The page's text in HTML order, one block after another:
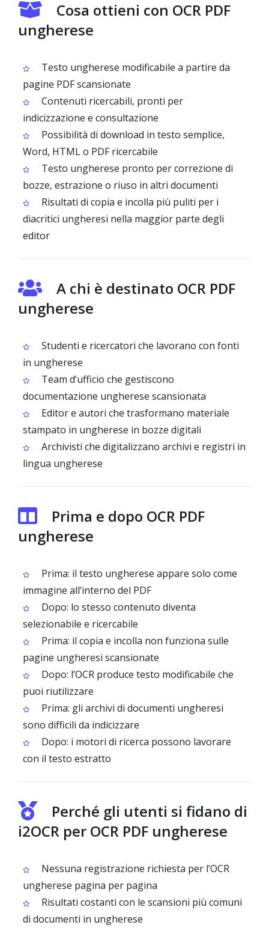
Cosa ottieni con OCR PDF
ungherese
Testo ungherese modificabile a partire da
pagine PDF scansionate
Contenuti ricercabili, pronti per
indicizzazione e consultazione
Possibilità di download in testo semplice,
Word, HTML o PDF ricercabile
Testo ungherese pronto per correzione di
bozze, estrazione o riuso in altri documenti
Risultati di copia e incolla più puliti per i
diacritici ungheresi nella maggior parte degli
editor
A chi è destinato OCR PDF
ungherese
Studenti e ricercatori che lavorano con fonti
in ungherese
Team d’ufficio che gestiscono
documentazione ungherese scansionata
Editor e autori che trasformano materiale
stampato in ungherese in bozze digitali
Archivisti che digitalizzano archivi e registri in
lingua ungherese
Prima e dopo OCR PDF
ungherese
Prima: il testo ungherese appare solo come
immagine all’interno del PDF
Dopo: lo stesso contenuto diventa
selezionabile e ricercabile
Prima: il copia e incolla non funziona sulle
pagine ungheresi scansionate
Dopo: l’OCR produce testo modificabile che
puoi riutilizzare
Prima: gli archivi di documenti ungheresi
sono difficili da indicizzare
Dopo: i motori di ricerca possono lavorare
con il testo estratto
Perché gli utenti si fidano di
i2OCR per OCR PDF ungherese
Nessuna registrazione richiesta per l’OCR
ungherese pagina per pagina
Risultati costanti con le scansioni più comuni
di documenti in ungherese